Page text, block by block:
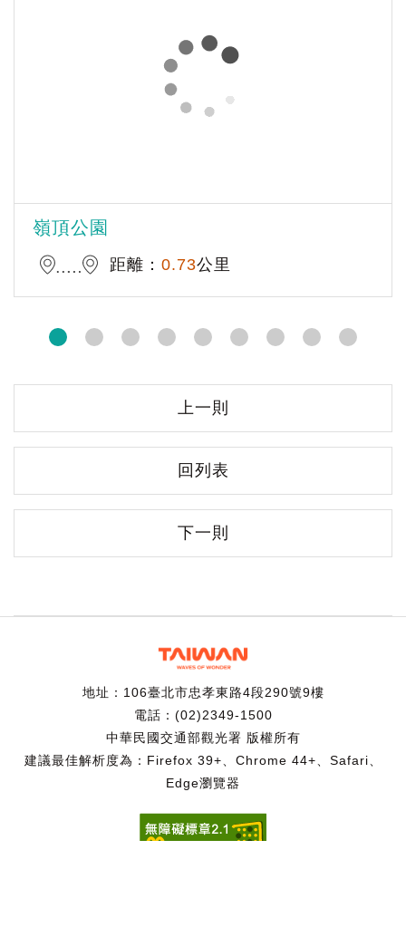
嶺頂公園
距離： 0.73公里
上一則
回列表
下一則
地址：106臺北市忠孝東路4段290號9樓
電話：(02)2349-1500
中華民國交通部觀光署 版權所有
建議最佳解析度為：Firefox 39+、Chrome 44+、Safari、
Edge瀏覽器